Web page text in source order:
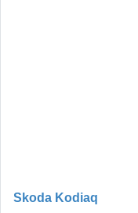
Skoda Kodiaq